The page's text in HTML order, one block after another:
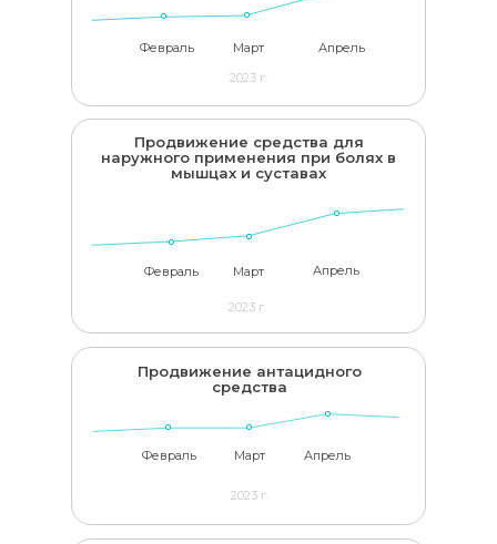
Февраль Март
Апрель
2023 г.
Продвижение средства для
наружного применения при болях в
мышцах и суставах
Февраль Март Апрель
2023 г.
Продвижение антацидного
средства
Февраль Март Апрель
2023 г.